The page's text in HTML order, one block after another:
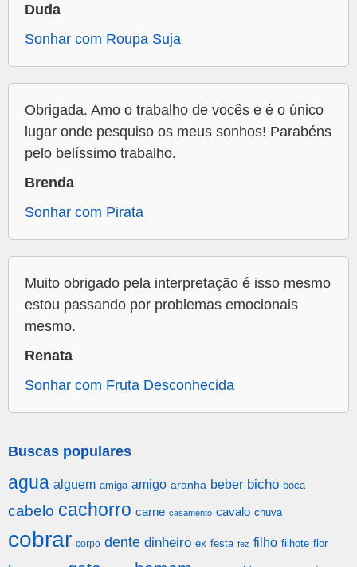
Duda
Sonhar com Roupa Suja
Obrigada. Amo o trabalho de vocês e é o único
lugar onde pesquiso os meus sonhos! Parabéns
pelo belíssimo trabalho.
Brenda
Sonhar com Pirata
Muito obrigado pela interpretação é isso mesmo
estou passando por problemas emocionais
mesmo.
Renata
Sonhar com Fruta Desconhecida
Buscas populares
agua alguem amiga amigo aranha beber bicho boca
cabelo cachorro carne casamento cavalo chuva
cobrar corpo dente dinheiro ex festa fez filho filhote flor